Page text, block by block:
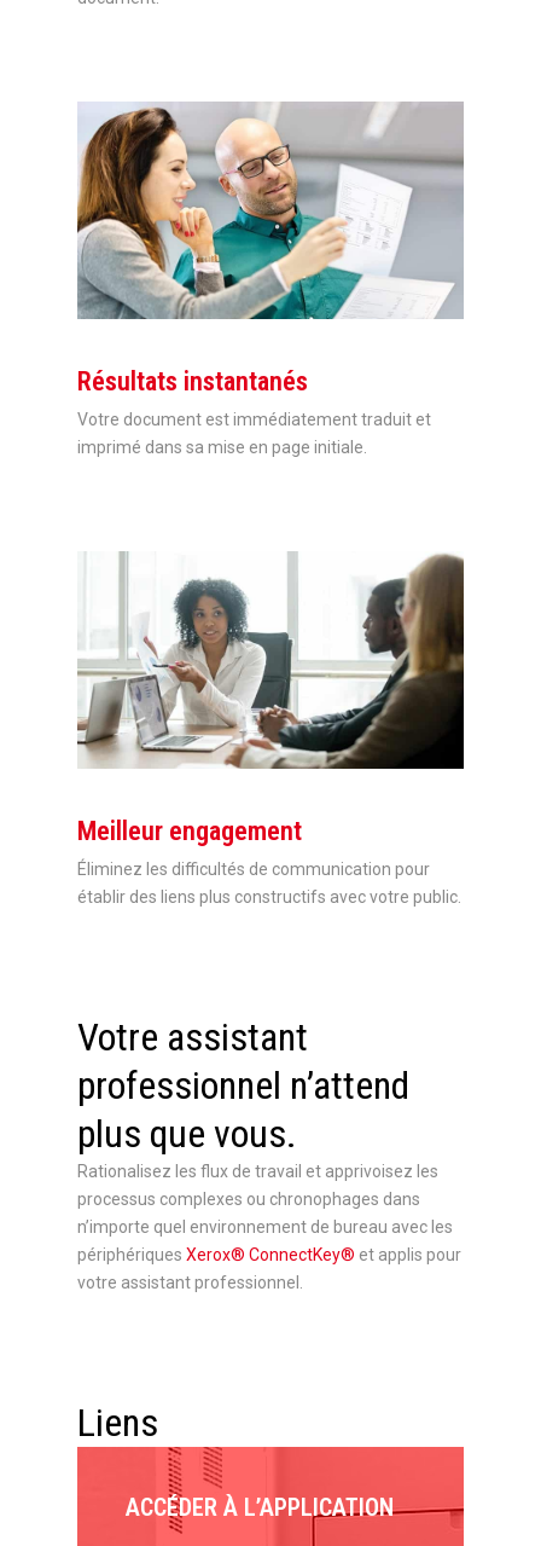
Résultats instantanés
Votre document est immédiatement traduit et
imprimé dans sa mise en page initiale.
Meilleur engagement
Éliminez les difficultés de communication pour
établir des liens plus constructifs avec votre public.
Votre assistant
professionnel n’attend
plus que vous.
Rationalisez les flux de travail et apprivoisez les
processus complexes ou chronophages dans
n’importe quel environnement de bureau avec les
périphériques Xerox® ConnectKey® et applis pour
votre assistant professionnel.
Liens
ACCÉDER À L’APPLICATION